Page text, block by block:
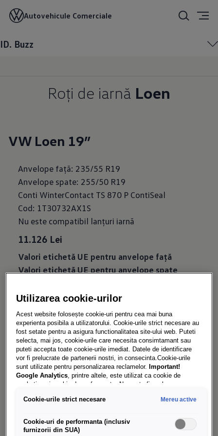
Autovehicule Comerciale
ID. Buzz
Roţi de iarnă
ID.
Roţi de iarnă Loen
VW Loen 19”
Anvelope faţă: 235/55 R19
Anvelope spate: 255/50 R19
Conti WinterContact TS 870 P ContiSeal
Cod: 1T30732AX1S
Nu este compatibil lanţuri iarnă
11.126 Lei
Valori etichetă UE pentru anvelope faţă
Valori etichetă UE pentru anvelope spate
Roţi de iarnăStockton
VW Stockton 20”
Anvelope spate: 265/45 R20
Bridgestone LM005 B-Seal
Cod: 1T3073608Z8S
Utilizarea cookie-urilor
Acest website folosește cookie-uri pentru cea mai buna
experienta posibila a utilizatorului. Cookie-urile strict necesare au
fost setate pentru a asigura functionalitatea site-ului web. Puteti
selecta, mai jos, cookie-urile care necesita consimtamant sau
puteti accepta toate cookie-urile imediat. Datele de identificare
vor fi prelucrate de partenerii nostri, in consecinta.Cookie-urile
sunt utilizate pentru personalizarea reclamelor.
Important!
Google Analytics , printre altele, este utilizat ca cookie de
marketing și cookie de performanta. Nu poate fi exclus ca
Aceasta tara are un nivel mai scazut de protectie a datelor decat
de securitate din SUA sa obtina acces la date datorita legislatiei
actuale. Ca urmare, interferenta cu drepturile și libertatile
Cookie-urile strict necesare Mereu active
Cookie-uri de performanta (inclusiv
furnizorii din SUA)